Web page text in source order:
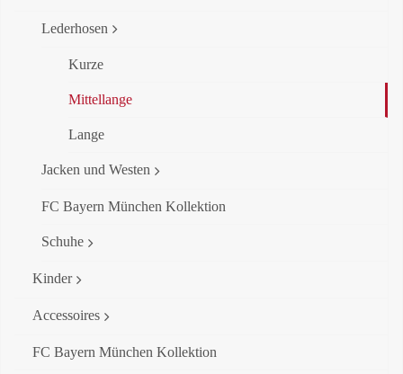
Lederhosen
Kurze
Mittellange
Lange
Jacken und Westen
FC Bayern München Kollektion
Schuhe
Kinder
Accessoires
FC Bayern München Kollektion